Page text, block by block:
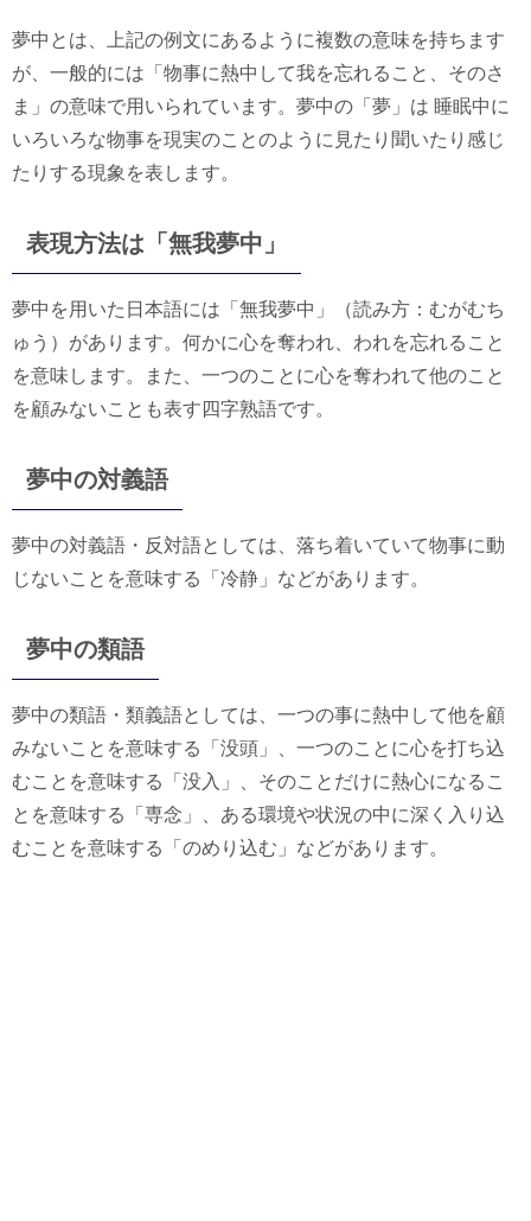
夢中とは、上記の例文にあるように複数の意味を持ちます
が、一般的には「物事に熱中して我を忘れること、そのさ
ま」の意味で用いられています。夢中の「夢」は 睡眠中に
いろいろな物事を現実のことのように見たり聞いたり感じ
たりする現象を表します。
表現方法は「無我夢中」
夢中を用いた日本語には「無我夢中」（読み方：むがむち
ゅう）があります。何かに心を奪われ、われを忘れること
を意味します。また、一つのことに心を奪われて他のこと
を顧みないことも表す四字熟語です。
夢中の対義語
夢中の対義語・反対語としては、落ち着いていて物事に動
じないことを意味する「冷静」などがあります。
夢中の類語
夢中の類語・類義語としては、一つの事に熱中して他を顧
みないことを意味する「没頭」、一つのことに心を打ち込
むことを意味する「没入」、そのことだけに熱心になるこ
とを意味する「専念」、ある環境や状況の中に深く入り込
むことを意味する「のめり込む」などがあります。